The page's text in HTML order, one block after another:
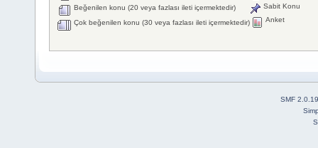
Beğenilen konu (20 veya fazlası ileti içermektedir)
Çok beğenilen konu (30 veya fazlası ileti içermektedir)
Sabit Konu
Anket
SMF 2.0.19